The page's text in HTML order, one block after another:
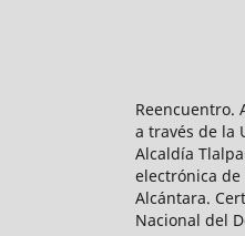
Reencuentro.
a través de la
Alcaldía
electrónica de
Alcántara.
Nacional del